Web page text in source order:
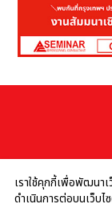
เราใช้คุกกี้เพื่อพัฒนา
ดำเนินการต่อบนเว็บ